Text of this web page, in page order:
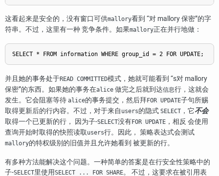
这看起来是安全的，没有窗口可供mallory看到 “对 mallory 保密”的字
符串。不过，这里有一种 竞争条件。如果mallory正在并行地做：
并且她的事务处于READ COMMITTED模式，她就可能看到 “s对 mallory
保密”的东西。如果她的事务在alice 做完之后就到达信息行，这就会
发生。它会阻塞等待 alice的事务提交，然后拜FOR UPDATE子句所赐
取得更新后的行内容。不过，对于来自 users的隐式 SELECT ，它不会
取得一个已更新的行， 因为子-SELECT没有FOR UPDATE ，相反 会使用
查询开始时取得的快照读取 users行。因此， 策略表达式会测试
mallory的特权级别的旧值并且允许她看到 被更新的行。
有多种方法能解决这个问题。一种简单的答案是在行安全性策略中的
子-SELECT里使用SELECT ... FOR SHARE。 不过，这要求在被引用表